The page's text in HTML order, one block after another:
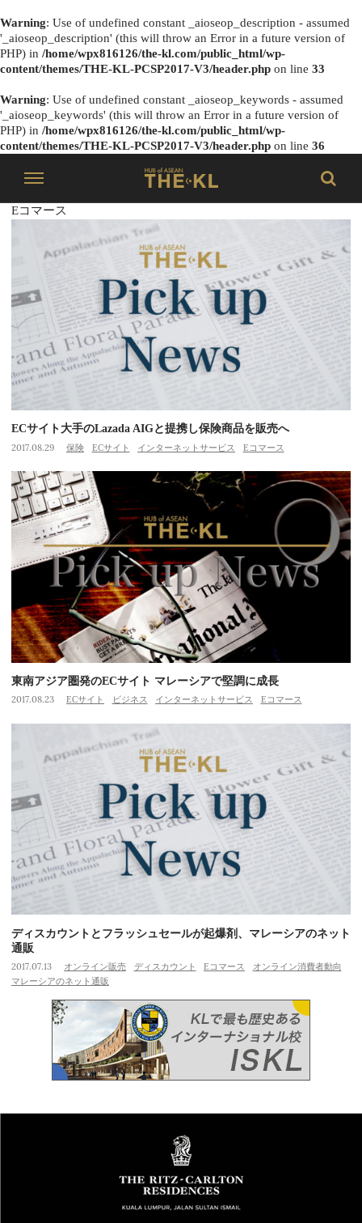
Warning: Use of undefined constant _aioseop_description - assumed
'_aioseop_description' (this will throw an Error in a future version of
PHP) in /home/wpx816126/the-kl.com/public_html/wp-
content/themes/THE-KL-PCSP2017-V3/header.php on line 33
Warning: Use of undefined constant _aioseop_keywords - assumed
'_aioseop_keywords' (this will throw an Error in a future version of
PHP) in /home/wpx816126/the-kl.com/public_html/wp-
content/themes/THE-KL-PCSP2017-V3/header.php on line 36
Eコマース
ECサイト大手のLazada AIGと提携し保険商品を販売へ
2017.08.29 保険 ECサイト インターネットサービス Eコマース
東南アジア圏発のECサイト マレーシアで堅調に成長
2017.08.23 ECサイト ビジネス インターネットサービス Eコマース
ディスカウントとフラッシュセールが起爆剤、マレーシアのネット
通販
2017.07.13 オンライン販売 ディスカウント Eコマース
オンライン消費者動向
マレーシアのネット通販